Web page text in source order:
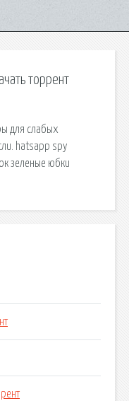
торрент
для слабых
hatsapp spy
зеленые юбки